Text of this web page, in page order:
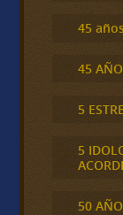
45
45
5
5
50